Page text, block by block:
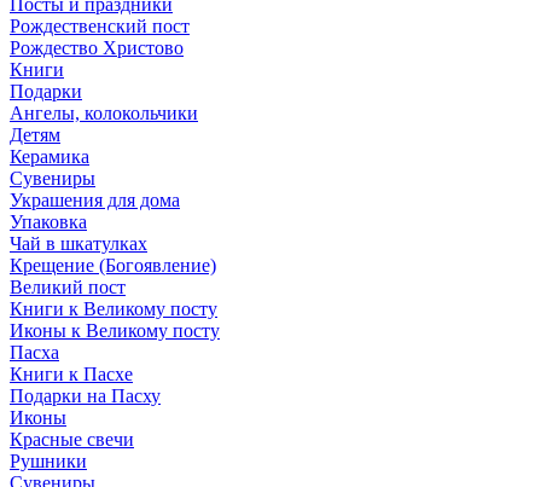
Посты и праздники
Рождественский пост
Рождество Христово
Книги
Подарки
Ангелы, колокольчики
Детям
Керамика
Сувениры
Украшения для дома
Упаковка
Чай в шкатулках
Крещение (Богоявление)
Великий пост
Книги к Великому посту
Иконы к Великому посту
Пасха
Книги к Пасхе
Подарки на Пасху
Иконы
Красные свечи
Рушники
Сувениры